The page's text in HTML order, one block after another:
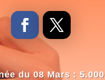
du 08 Mars : 5.000